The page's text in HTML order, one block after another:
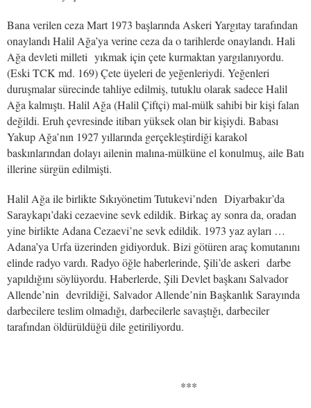
Bana verilen ceza Mart 1973 başlarında Askeri Yargıtay tarafından
onaylandı Halil Ağa’ya verine ceza da o tarihlerde onaylandı. Hali
Ağa devleti milleti yıkmak için çete kurmaktan yargılanıyordu.
(Eski TCK md. 169) Çete üyeleri de yeğenleriydi. Yeğenleri
duruşmalar sürecinde tahliye edilmiş, tutuklu olarak sadece Halil
Ağa kalmıştı. Halil Ağa (Halil Çiftçi) mal-mülk sahibi bir kişi falan
değildi. Eruh çevresinde itibarı yüksek olan bir kişiydi. Babası
Yakup Ağa’nın 1927 yıllarında gerçekleştirdiği karakol
baskınlarından dolayı ailenin malına-mülküne el konulmuş, aile Batı
illerine sürgün edilmişti.
Halil Ağa ile birlikte Sıkıyönetim Tutukevi’nden Diyarbakır’da
Saraykapı’daki cezaevine sevk edildik. Birkaç ay sonra da, oradan
yine birlikte Adana Cezaevi’ne sevk edildik. 1973 yaz ayları …
Adana’ya Urfa üzerinden gidiyorduk. Bizi götüren araç komutanını
elinde radyo vardı. Radyo öğle haberlerinde, Şili’de askeri darbe
yapıldığını söylüyordu. Haberlerde, Şili Devlet başkanı Salvador
Allende’nin devrildiği, Salvador Allende’nin Başkanlık Sarayında
darbecilere teslim olmadığı, darbecilerle savaştığı, darbeciler
tarafından öldürüldüğü dile getiriliyordu.
***